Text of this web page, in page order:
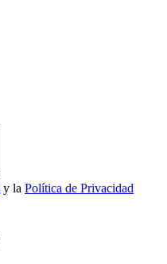
y la Política de Privacidad